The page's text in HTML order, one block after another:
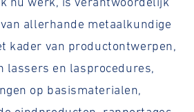
allerhande metaalkundige
kader van productontwerpen,
lassers en lasprocedures,
op basismaterialen,